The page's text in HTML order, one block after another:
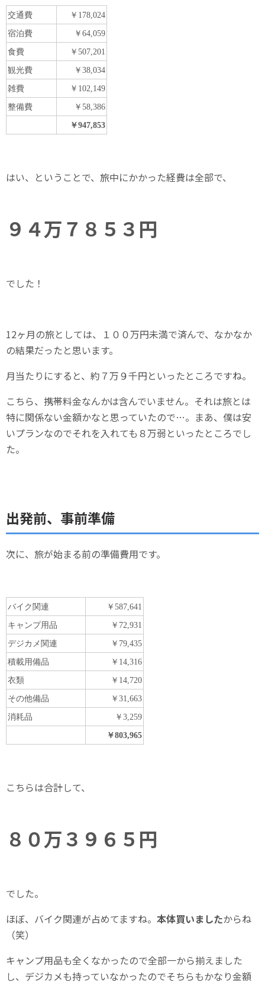
交通費 ￥178,024
宿泊費 ￥64,059
食費 ￥507,201
観光費 ￥38,034
雑費 ￥102,149
整備費 ￥58,386
￥947,853
はい、ということで、旅中にかかった経費は全部で、
９４万７８５３円
でした！
12ヶ月の旅としては、１００万円未満で済んで、なかなか
の結果だったと思います。
月当たりにすると、約７万９千円といったところですね。
こちら、携帯料金なんかは含んでいません。それは旅とは
特に関係ない金額かなと思っていたので…。まあ、僕は安
いプランなのでそれを入れても８万弱といったところでし
た。
出発前、事前準備
次に、旅が始まる前の準備費用です。
バイク関連 ￥587,641
キャンプ用品 ￥72,931
デジカメ関連 ￥79,435
積載用備品 ￥14,316
衣類 ￥14,720
その他備品 ￥31,663
消耗品 ￥3,259
￥803,965
こちらは合計して、
８０万３９６５円
でした。
ほぼ、バイク関連が占めてますね。 本体買いましたからね
（笑）
キャンプ用品も全くなかったので全部一から揃えました
し、デジカメも持っていなかったのでそちらもかなり金額